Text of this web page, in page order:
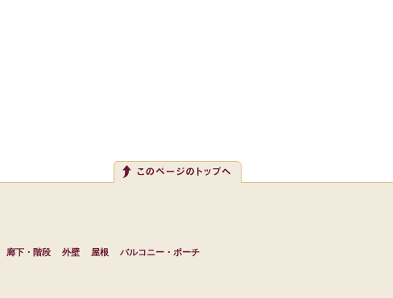
廊下・階段 外壁 屋根
バルコニー・ポーチ